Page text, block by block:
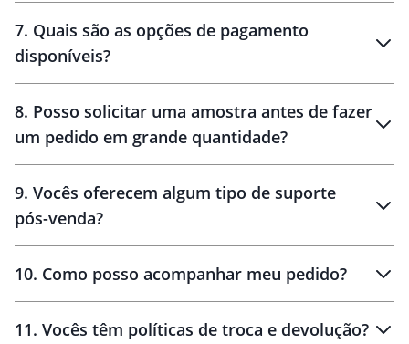
10 dias
brinde
48 horas
7. Quais são as opções de pagamento
disponíveis?
8. Posso solicitar uma amostra antes de fazer
um pedido em grande quantidade?
amostras
9. Vocês oferecem algum tipo de suporte
pós-venda?
10. Como posso acompanhar meu pedido?
11. Vocês têm políticas de troca e devolução?